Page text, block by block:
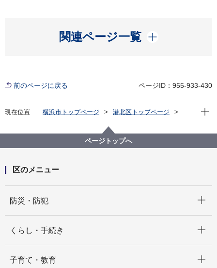
関連ページ一覧
開く
前のページに戻る ページID：955-933-430
現在位置 横浜市トップページ
港北区トップページ
港北区の公園・緑道
公園・緑道（地図検索）
港北区の公園・緑道（地図検索）Ｂ－３
現在
ページトップへ
区のメニュー
防災・防犯
くらし・手続き
子育て・教育